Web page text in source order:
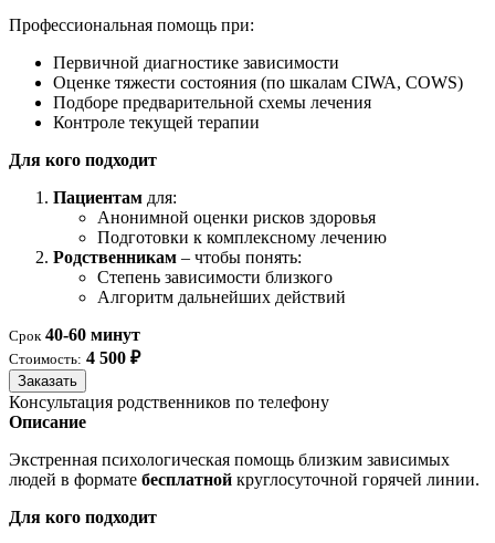
Профессиональная помощь при:
Первичной диагностике зависимости
Оценке тяжести состояния (по шкалам CIWA, COWS)
Подборе предварительной схемы лечения
Контроле текущей терапии
Для кого подходит
Пациентам для:
Анонимной оценки рисков здоровья
Подготовки к комплексному лечению
Родственникам – чтобы понять:
Степень зависимости близкого
Алгоритм дальнейших действий
Срок 40-60 минут
Стоимость: 4 500 ₽
Заказать
Консультация родственников по телефону
Описание
Экстренная психологическая помощь близким зависимых
людей в формате бесплатной круглосуточной горячей линии.
Для кого подходит